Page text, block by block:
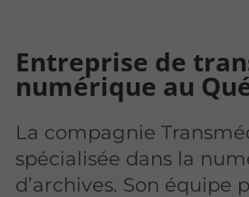
Entreprise de
numérique au
La compagnie
spécialisée dans la
d’archives. Son équipe